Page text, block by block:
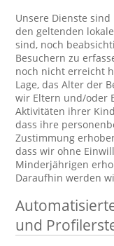
Unsere Dienste
den geltenden
sind, noch
Besuchern zu
noch nicht erreicht
Lage, das Alter der
wir Eltern und/oder
Aktivitäten ihrer
dass ihre
Zustimmung
dass wir ohne
Minderjährigen
Daraufhin werden
und